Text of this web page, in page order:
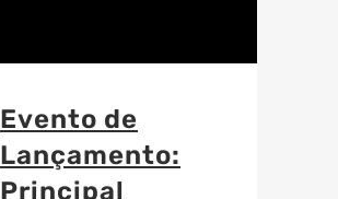
Evento de
Lançamento:
Principal